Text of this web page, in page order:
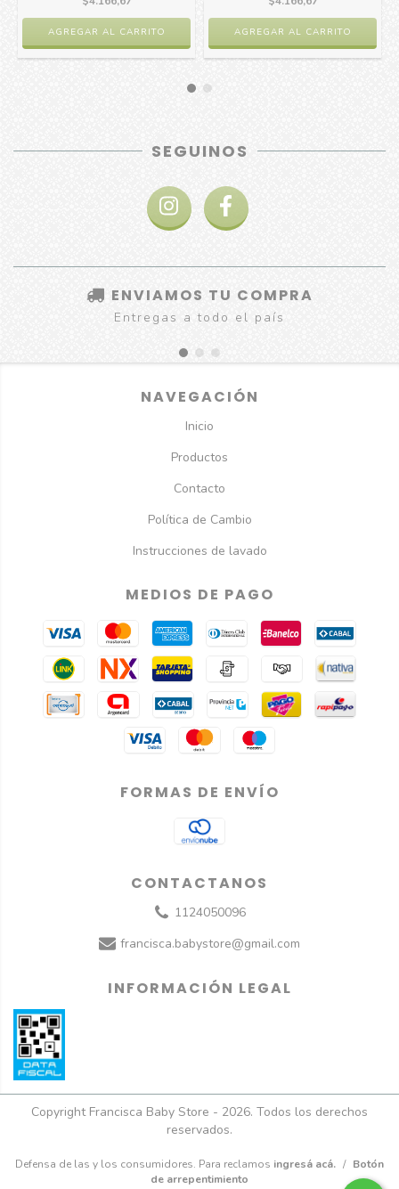
SEGUINOS
ENVIAMOS TU COMPRA
Entregas a todo el país
NAVEGACIÓN
Inicio
Productos
Contacto
Política de Cambio
Instrucciones de lavado
MEDIOS DE PAGO
FORMAS DE ENVÍO
CONTACTANOS
1124050096
francisca.babystore@gmail.com
INFORMACIÓN LEGAL
Copyright Francisca Baby Store - 2026. Todos los derechos
reservados.
Defensa de las y los consumidores. Para reclamos ingresá acá. / Botón
de arrepentimiento